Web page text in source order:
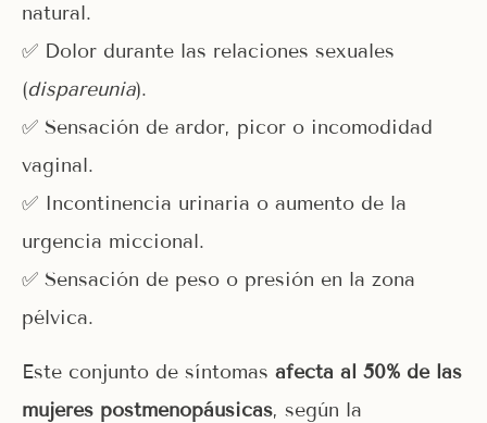
natural.
✅ Dolor durante las relaciones sexuales
(dispareunia).
✅ Sensación de ardor, picor o incomodidad
vaginal.
✅ Incontinencia urinaria o aumento de la
urgencia miccional.
✅ Sensación de peso o presión en la zona
pélvica.
Este conjunto de síntomas afecta al 50% de las
mujeres postmenopáusicas, según la